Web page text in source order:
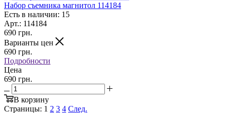
Набор съемника магнитол 114184
Есть в наличии: 15
Арт.: 114184
690 грн.
Варианты цен
690 грн.
Подробности
Цена
690 грн.
В корзину
Страницы: 1 2 3 4 След.